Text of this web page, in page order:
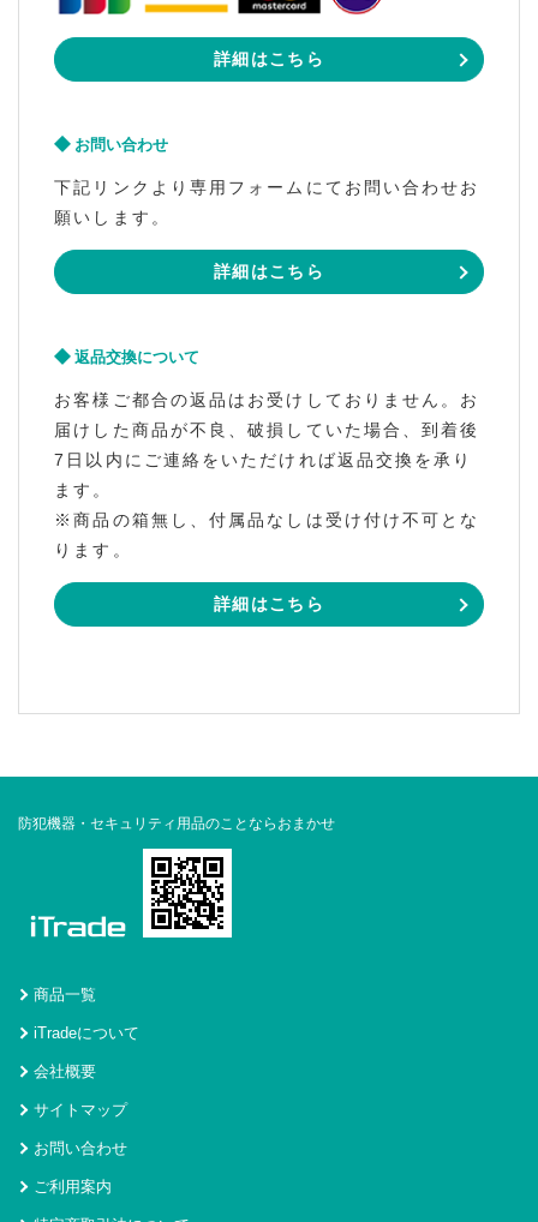
詳細はこちら
お問い合わせ
下記リンクより専用フォームにてお問い合わせお
願いします。
詳細はこちら
返品交換について
お客様ご都合の返品はお受けしておりません。お
届けした商品が不良、破損していた場合、到着後
7日以内にご連絡をいただければ返品交換を承り
ます。
※商品の箱無し、付属品なしは受け付け不可とな
ります。
詳細はこちら
防犯機器・セキュリティ用品のことならおまかせ
商品一覧
iTradeについて
会社概要
サイトマップ
お問い合わせ
ご利用案内